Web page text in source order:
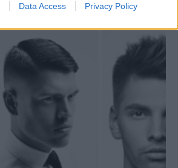
Data Access Privacy Policy